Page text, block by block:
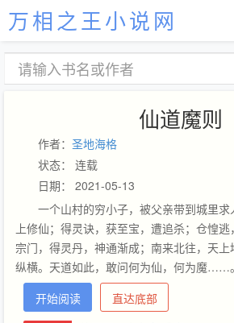
万相之王小说网
仙道魔则
作者： 圣地海格
状态： 连载
日期： 2021-05-13
一个山村的穷小子，被父亲带到城里
上修仙；得灵诀，获至宝，遭追杀；仓惶
宗门，得灵丹，神通渐成；南来北往，天
纵横。天道如此，敢问何为仙，何为魔……。
开始阅读
直达底部